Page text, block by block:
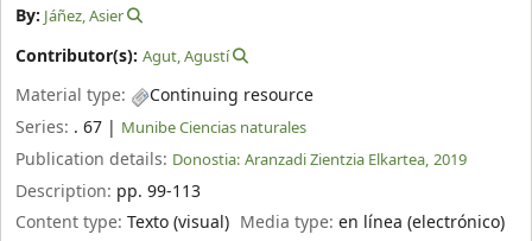
By: Jáñez, Asier
Contributor(s): Agut, Agustí
Material type:
Continuing resource
Series: . 67 | Munibe Ciencias naturales
Publication details: Donostia: Aranzadi Zientzia Elkartea, 2019
Description: pp. 99-113
Content type: Texto (visual) Media type:en línea (electrónico)